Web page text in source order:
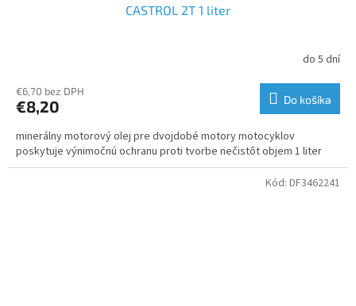
CASTROL 2T 1 liter
do 5 dní
€6,70 bez DPH
€8,20 Do košíka
minerálny motorový olej pre dvojdobé motory motocyklov
poskytuje výnimočnú ochranu proti tvorbe nečistôt objem 1 liter
Kód: DF3462241